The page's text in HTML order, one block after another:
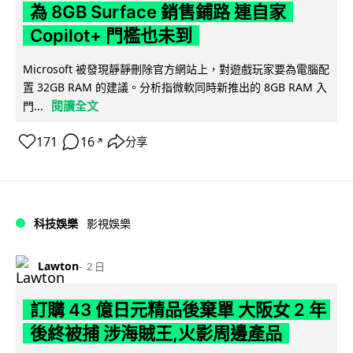
為 8GB Surface 銷售鋪路 連自家
Copilot+ 門檻也未到
Microsoft 被發現靜靜刪除官方網站上，對遊戲玩家要為電腦配
置 32GB RAM 的建議。分析指微軟同時新推出的 8GB RAM 入
門...
閱讀全文
171 16 ↗ 分享
科技娛樂 影視娛樂
Lawton 2 日
訂購 43 億日元精品後棄單 大阪女 2 年
後終被捕 涉海賊王,火影周邊產品